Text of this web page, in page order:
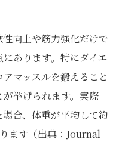
向上や筋力強化だけで
あります。特にダイエ
マッスルを鍛えること
挙げられます。実際
合、体重が平均して約
ます（出典：Journal